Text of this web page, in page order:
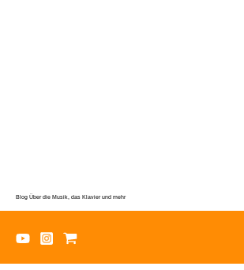
Blog Über die Musik, das Klavier und mehr